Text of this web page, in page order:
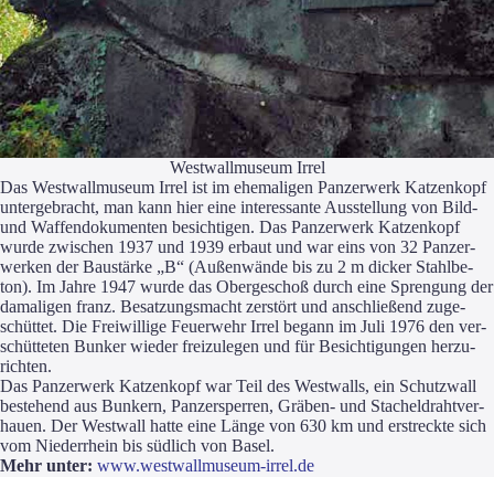
West­wall­mu­se­um Irrel
Das West­wall­mu­se­um Irrel ist im ehe­ma­li­gen Pan­zer­werk Kat­zen­kopf
unter­ge­bracht, man kann hier eine inter­es­san­te Aus­stel­lung von Bild-
und Waf­fen­do­ku­men­ten besich­ti­gen. Das Pan­zer­werk Kat­zen­kopf
wur­de zwi­schen 1937 und 1939 erbaut und war eins von 32 Pan­zer­
wer­ken der Bau­stär­ke „B“ (Außen­wän­de bis zu 2 m dicker Stahl­be­
ton). Im Jah­re 1947 wur­de das Ober­ge­schoß durch eine Spren­gung der
dama­li­gen franz. Besat­zungs­macht zer­stört und anschlie­ßend zuge­
schüt­tet. Die Frei­wil­li­ge Feu­er­wehr Irrel begann im Juli 1976 den ver­
schüt­te­ten Bun­ker wie­der frei­zu­le­gen und für Besich­ti­gun­gen her­zu­
rich­ten.
Das Pan­zer­werk Kat­zen­kopf war Teil des West­walls, ein Schutz­wall
bestehend aus Bun­kern, Pan­zer­sper­ren, Grä­ben- und Sta­chel­draht­ver­
hau­en. Der West­wall hat­te eine Län­ge von 630 km und erstreck­te sich
vom Nie­der­rhein bis süd­lich von Basel.
Mehr unter: www.westwallmuseum-irrel.de